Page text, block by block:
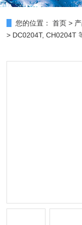
您的位置： 首页 >
> DC0204T, CH0204T